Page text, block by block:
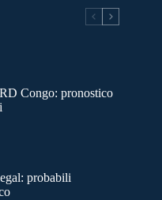
Congo: pronostico
probabili